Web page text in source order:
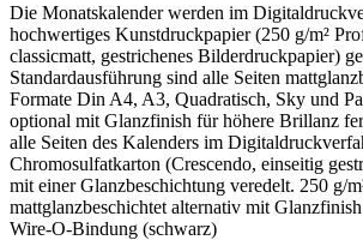
Die Monatskalender werden im
hochwertiges Kunstdruckpapier (250 g/m²
classicmatt, gestrichenes Bilderdruckpapier)
Standardausführung sind alle Seiten
Formate Din A4, A3, Quadratisch, Sky und
optional mit Glanzfinish für höhere Brillanz
alle Seiten des Kalenders im
Chromosulfatkarton (Crescendo, einseitig
mit einer Glanzbeschichtung veredelt. 250 g/
mattglanzbeschichtet alternativ mit
Wire-O-Bindung (schwarz)